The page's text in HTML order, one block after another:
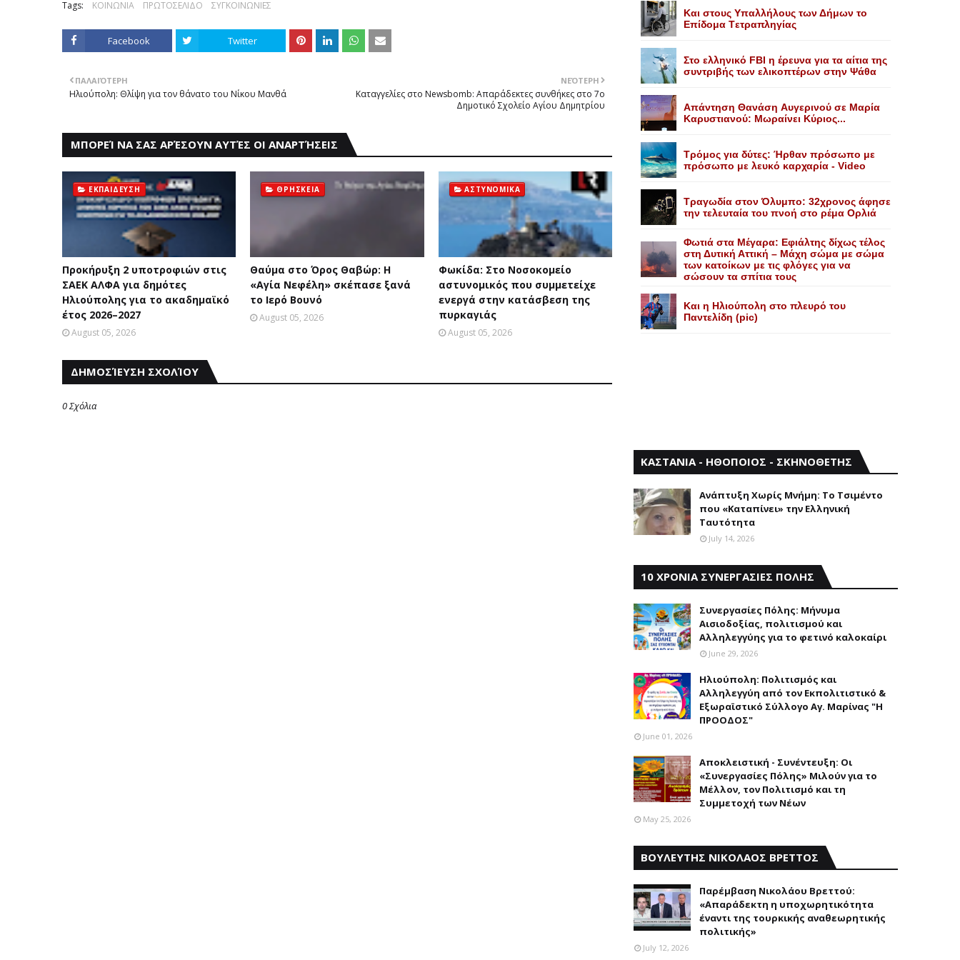
Tags: ΚΟΙΝΩΝΙΑ ΠΡΩΤΟΣΕΛΙΔΟ ΣΥΓΚΟΙΝΩΝΙΕΣ
Facebook Twitter
ΝΕΌΤΕΡΗ
Καταγγελίες στο Newsbomb: Απαράδεκτες συνθήκες στο 7ο
Δημοτικό Σχολείο Αγίου Δημητρίου
ΠΑΛΑΙΌΤΕΡΗ
Ηλιούπολη: Θλίψη για τον θάνατο του Νίκου Μανθά
ΜΠΟΡΕΊ ΝΑ ΣΑΣ ΑΡΈΣΟΥΝ ΑΥΤΈΣ ΟΙ ΑΝΑΡΤΉΣΕΙΣ
ΕΚΠΑΙΔΕΥΣΗ
Προκήρυξη 2 υποτροφιών στις
ΣΑΕΚ ΑΛΦΑ για δημότες
Ηλιούπολης για το ακαδημαϊκό
έτος 2026–2027
August 05, 2026
ΘΡΗΣΚΕΙΑ
Θαύμα στο Όρος Θαβώρ: H
«Aγία Nεφέλη» σκέπασε ξανά
το Iερό Bουνό
August 05, 2026
ΑΣΤΥΝΟΜΙΚΑ
Φωκίδα: Στο Νοσοκομείο
αστυνομικός που συμμετείχε
ενεργά στην κατάσβεση της
πυρκαγιάς
August 05, 2026
ΔΗΜΟΣΊΕΥΣΗ ΣΧΟΛΊΟΥ
0 Σχόλια
Kαι στους Yπαλλήλους των Δήμων το
Eπίδομα Tετραπληγίας
Στο ελληνικό FBI η έρευνα για τα αίτια της
συντριβής των ελικοπτέρων στην Ψάθα
Aπάντηση Θανάση Aυγερινού σε Mαρία
Kαρυστιανού: Mωραίνει Kύριος...
Τρόμος για δύτες: Ήρθαν πρόσωπο με
πρόσωπο με λευκό καρχαρία - Video
Τραγωδία στον Όλυμπο: 32χρονος άφησε
την τελευταία του πνοή στο ρέμα Ορλιά
Φωτιά στα Μέγαρα: Εφιάλτης δίχως τέλος
στη Δυτική Αττική – Μάχη σώμα με σώμα
των κατοίκων με τις φλόγες για να
σώσουν τα σπίτια τους
Και η Ηλιούπολη στο πλευρό του
Παντελίδη (pic)
ΚΑΣΤΑΝΙΑ - ΗΘΟΠΟΙΟΣ - ΣΚΗΝΟΘΕΤΗΣ
Aνάπτυξη Xωρίς Mνήμη: Το Τσιμέντο
που «Καταπίνει» την Ελληνική
Ταυτότητα
July 14, 2026
10 ΧΡΟΝΙΑ ΣΥΝΕΡΓΑΣΙΕΣ ΠΟΛΗΣ
Συνεργασίες Πόλης: Mήνυμα
Aισιοδοξίας, πολιτισμού και
Aλληλεγγύης για το φετινό καλοκαίρι
June 29, 2026
Ηλιούπολη: Πολιτισμός και
Aλληλεγγύη από τον Εκπολιτιστικό &
Εξωραϊστικό Σύλλογο Αγ. Μαρίνας "Η
ΠΡΟΟΔΟΣ"
June 01, 2026
Αποκλειστική - Συνέντευξη: Οι
«Συνεργασίες Πόλης» Μιλούν για το
Μέλλον, τον Πολιτισμό και τη
Συμμετοχή των Νέων
May 25, 2026
ΒΟΥΛΕΥΤΗΣ ΝΙΚΟΛΑΟΣ ΒΡΕΤΤΟΣ
Παρέμβαση Nικολάου Bρεττού:
«Aπαράδεκτη η υποχωρητικότητα
έναντι της τουρκικής αναθεωρητικής
πολιτικής»
July 12, 2026